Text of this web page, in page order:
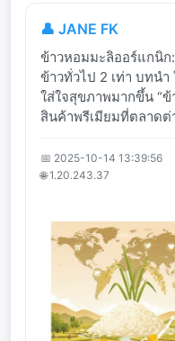
👤 JANE FK
ข้าวหอมมะลิออร์แกนิก:
ข้าวทั่วไป 2 เท่า บทน
ใส่ใจสุขภาพมากขึ้น “
สินค้าพรีเมียมที่ตลาดต่
📅 2025-10-14 13:39:56
🌐 1.20.243.37